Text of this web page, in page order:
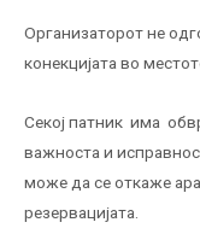
Организаторот не
конекцијата во
Секој патник има
важноста и
можe да се откаже
резервацијата.